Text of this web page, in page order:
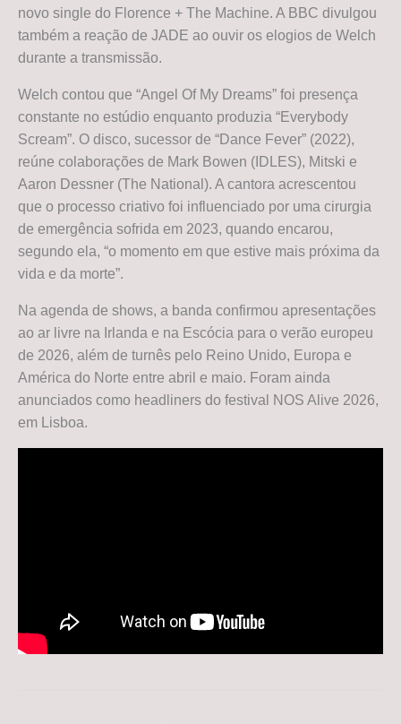
novo single do Florence + The Machine. A BBC divulgou
também a reação de JADE ao ouvir os elogios de Welch
durante a transmissão.
Welch contou que “Angel Of My Dreams” foi presença
constante no estúdio enquanto produzia “Everybody
Scream”. O disco, sucessor de “Dance Fever” (2022),
reúne colaborações de Mark Bowen (IDLES), Mitski e
Aaron Dessner (The National). A cantora acrescentou
que o processo criativo foi influenciado por uma cirurgia
de emergência sofrida em 2023, quando encarou,
segundo ela, “o momento em que estive mais próxima da
vida e da morte”.
Na agenda de shows, a banda confirmou apresentações
ao ar livre na Irlanda e na Escócia para o verão europeu
de 2026, além de turnês pelo Reino Unido, Europa e
América do Norte entre abril e maio. Foram ainda
anunciados como headliners do festival NOS Alive 2026,
em Lisboa.